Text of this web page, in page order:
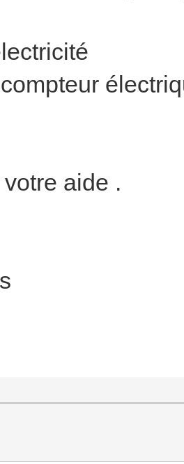
aide .